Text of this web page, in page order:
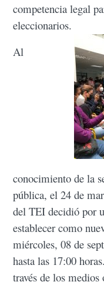
competencia legal
eleccionarios.
Al
conocimiento de la
pública, el 24 de
del TEI decidió por
establecer como
miércoles, 08 de
hasta las 17:00
través de los